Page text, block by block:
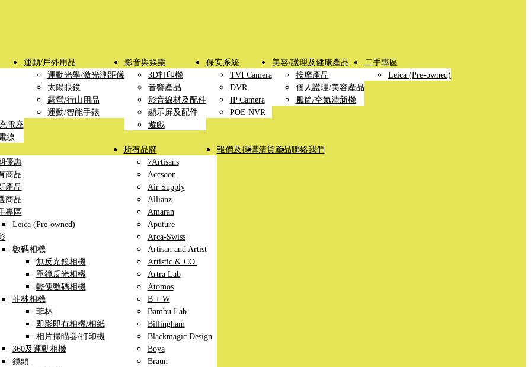
電座
線
運動/戶外用品
運動光學/激光測距儀
太陽眼鏡
露營/行山用品
運動/智能手錶
影音與娛樂
3D打印機
音響產品
影音線材及配件
顯示屏及配件
遊戲
保安系統
TVI Camera
DVR
IP Camera
POE NVR
美容/護理及健康產品
按摩產品
個人護理/美容產品
風筒/空氣清新機
二手專區
Leica (Pre-owned)
優惠
商品
產品
商品
專區
Leica (Pre-owned)
數碼相機
無反光鏡相機
單鏡反光相機
輕便數碼相機
菲林相機
菲林
即影即有相機/相紙
相片掃瞄器/打印機
360及運動相機
鏡頭
所有品牌
7Artisans
Accsoon
Air Supply
Allianz
Amaran
Aputure
Arca-Swiss
Artisan and Artist
Artistic & CO.
Artra Lab
Atomos
B + W
Bambu Lab
Billingham
Blackmagic Design
Boya
Braun
報價及採購清貨產品聯絡我們